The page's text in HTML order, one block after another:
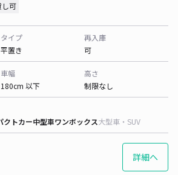
し可
タイプ
平置き
再入庫
可
車幅
180cm 以下
高さ
制限なし
クトカー中型車ワンボックス大型車・SUV
詳細へ